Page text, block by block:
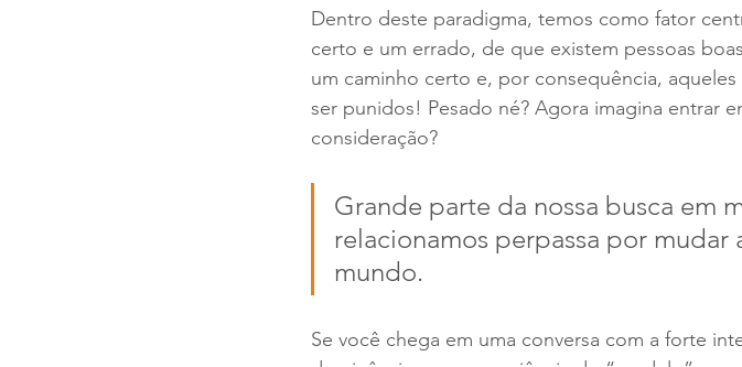
Dentro deste paradigma, temos como fator
certo e um errado, de que existem pessoas
um caminho certo e, por consequência,
ser punidos! Pesado né? Agora imagina entrar
consideração?
Grande parte da nossa busca em
relacionamos perpassa por
mundo.
Se você chega em uma conversa com a forte